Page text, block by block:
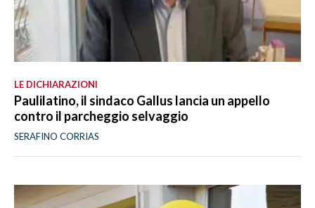
LE DICHIARAZIONI
Paulilatino, il sindaco Gallus lancia un appello
contro il parcheggio selvaggio
SERAFINO CORRIAS